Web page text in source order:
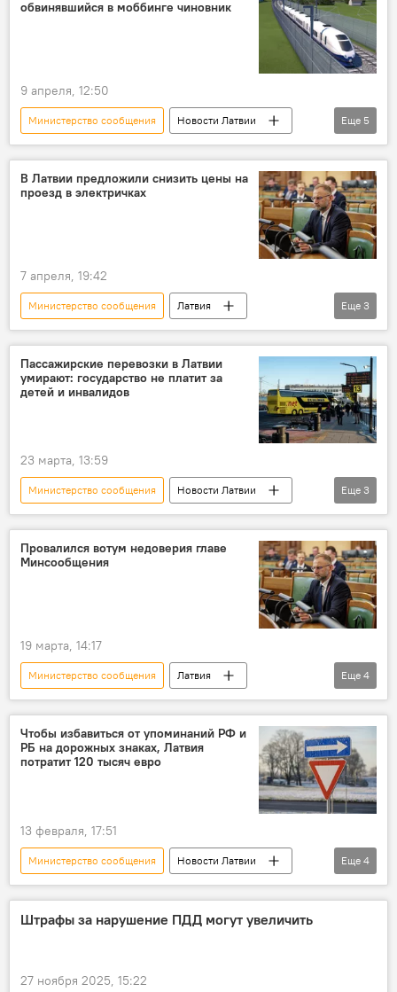
обвинявшийся в моббинге чиновник
9 апреля, 12:50
Министерство сообщения
Новости Латвии
Латвия
Новости экономики Латвии
Rail Baltica
Мартиньш Кеньгис
Еще 5
В Латвии предложили снизить цены на
проезд в электричках
7 апреля, 19:42
Министерство сообщения
Латвия
население
цены Атис Швинка
Еще 3
Пассажирские перевозки в Латвии
умирают: государство не платит за
детей и инвалидов
23 марта, 13:59
Министерство сообщения
Новости Латвии
Латвия
транспорт
Автотранспортная дирекция
Еще 3
Провалился вотум недоверия главе
Минсообщения
19 марта, 14:17
Министерство сообщения
Латвия
Атис Швинка
Сейм
голосование
вотум недоверия
Еще 4
Чтобы избавиться от упоминаний РФ и
РБ на дорожных знаках, Латвия
потратит 120 тысяч евро
13 февраля, 17:51
Министерство сообщения
Новости Латвии
Латвия
Россия
Беларусь
дорога
Еще 4
Штрафы за нарушение ПДД могут увеличить
27 ноября 2025, 15:22